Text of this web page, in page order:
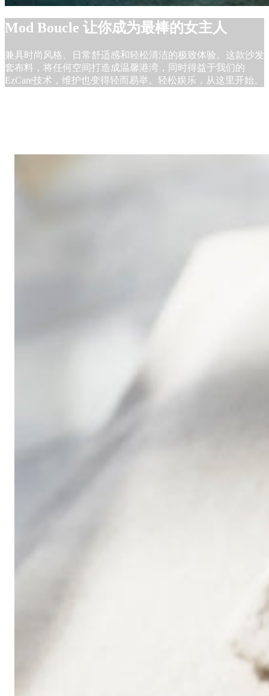
Mod Boucle 让你成为最棒的女主人
兼具时尚风格、日常舒适感和轻松清洁的极致体验。这款沙发
套布料，将任何空间打造成温馨港湾，同时得益于我们的
EzCare技术，维护也变得轻而易举。轻松娱乐，从这里开始。